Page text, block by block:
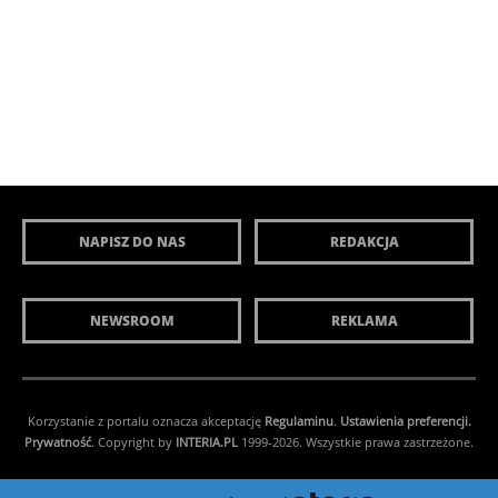
NAPISZ DO NAS REDAKCJA
NEWSROOM REKLAMA
Korzystanie z portalu oznacza akceptację Regulaminu. Ustawienia preferencji.
Prywatność. Copyright by INTERIA.PL 1999-2026. Wszystkie prawa zastrzeżone.